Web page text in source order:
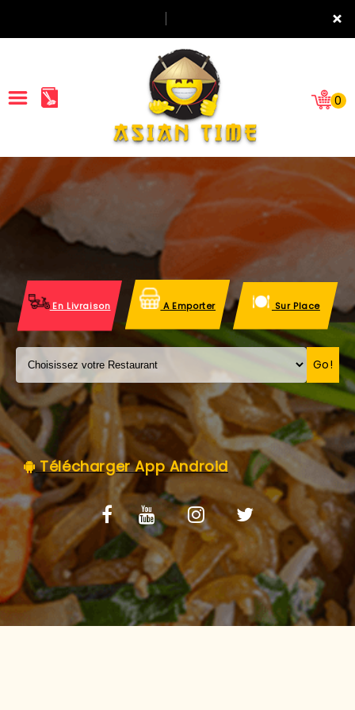
×
ACCUEIL
LA CARTE
VOS AVIS
MENTIONS LÉGALES
C.G.V
0
En Livraison A Emporter Sur Place
Go!
Télécharger App Android